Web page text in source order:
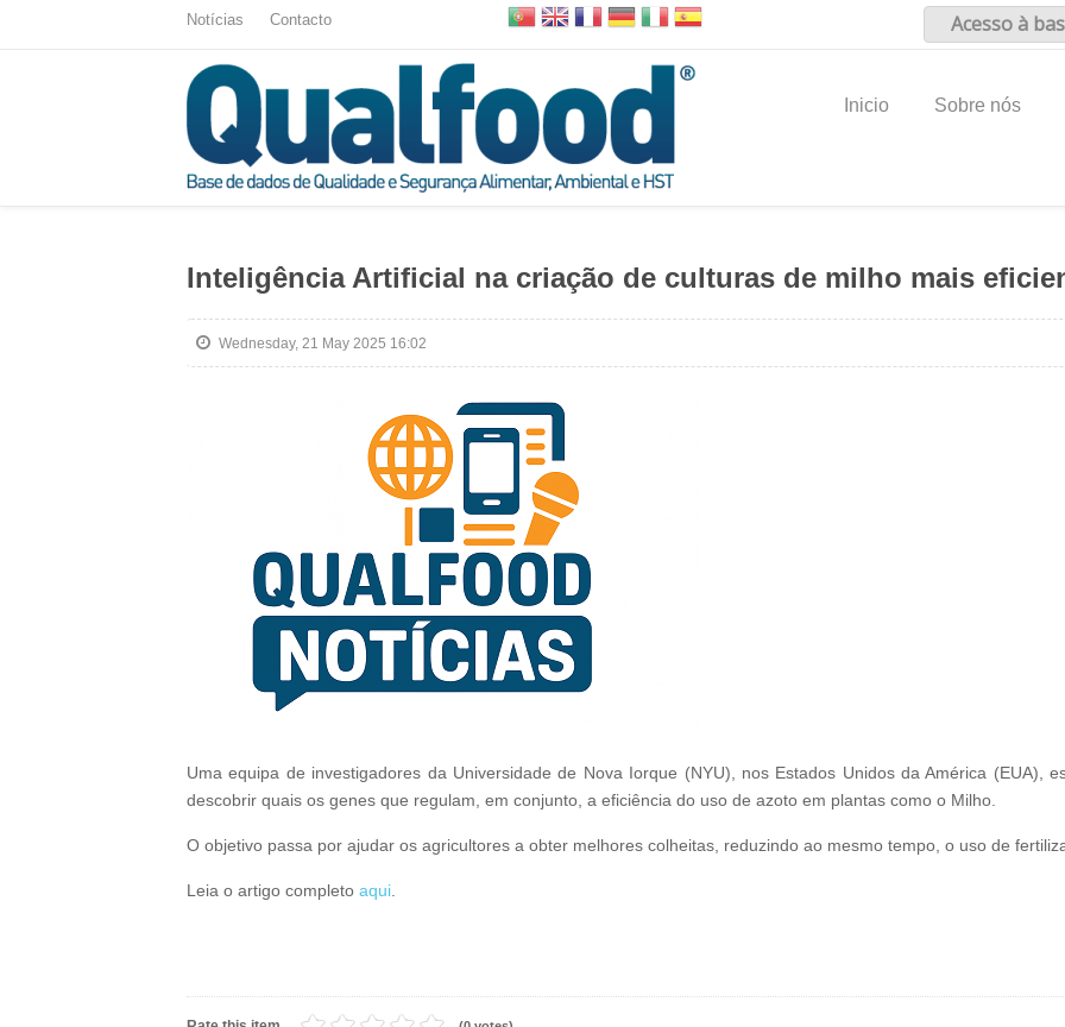
Notícias Contacto Acesso à
Inicio Sobre nós
Inteligência Artificial na criação de culturas de milho mais
Wednesday, 21 May 2025 16:02
Uma equipa de investigadores da Universidade de Nova Iorque (NYU), nos Estados Unidos da América (EUA),
descobrir quais os genes que regulam, em conjunto, a eficiência do uso de azoto em plantas como o Milho.
O objetivo passa por ajudar os agricultores a obter melhores colheitas, reduzindo ao mesmo tempo, o uso de
Leia o artigo completo aqui